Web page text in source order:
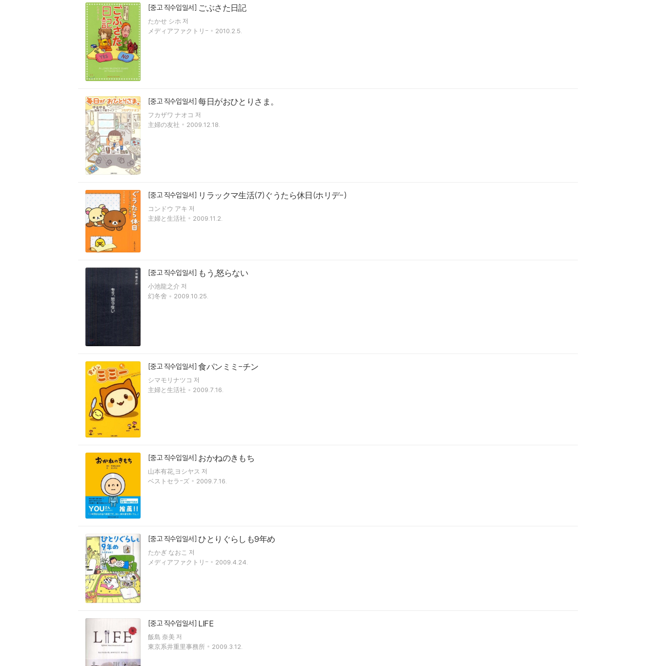
[중고 직수입일서] ごぶさた日記
たかせ シホ 저
メディアファクトリ-
2010.2.5.
[중고 직수입일서] 每日がおひとりさま。
フカザワ ナオコ 저
主婦の友社
2009.12.18.
[중고 직수입일서] リラックマ生活(7)ぐうたら休日(ホリデ-)
コンドウ アキ 저
主婦と生活社
2009.11.2.
[중고 직수입일서] もう,怒らない
小池龍之介 저
幻冬舍
2009.10.25.
[중고 직수입일서] 食パンミミ-チン
シマモリナツコ 저
主婦と生活社
2009.7.16.
[중고 직수입일서] おかねのきもち
山本有花,ヨシヤス 저
ベストセラ-ズ
2009.7.16.
[중고 직수입일서] ひとりぐらしも9年め
たかぎ なおこ 저
メディアファクトリ-
2009.4.24.
[중고 직수입일서] LIFE
飯島 奈美 저
東京系井重里事務所
2009.3.12.